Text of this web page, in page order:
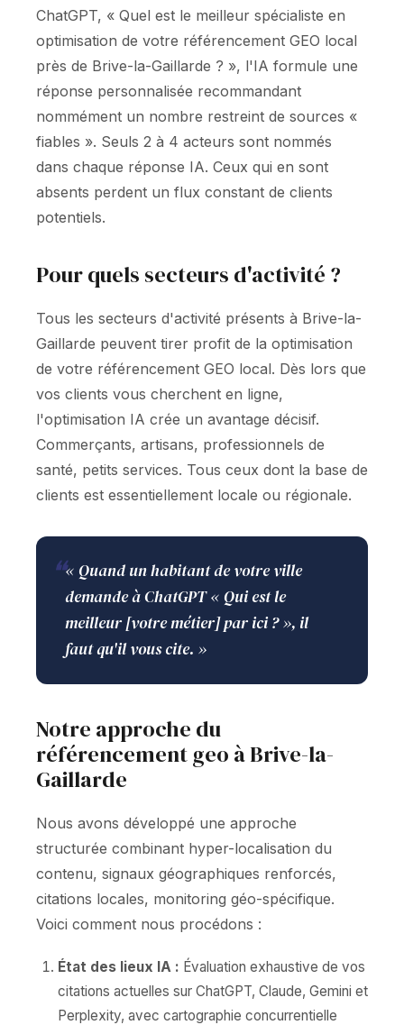
ChatGPT, « Quel est le meilleur spécialiste en
optimisation de votre référencement GEO local
près de Brive-la-Gaillarde ? », l'IA formule une
réponse personnalisée recommandant
nommément un nombre restreint de sources «
fiables ». Seuls 2 à 4 acteurs sont nommés
dans chaque réponse IA. Ceux qui en sont
absents perdent un flux constant de clients
potentiels.
Pour quels secteurs d'activité ?
Tous les secteurs d'activité présents à Brive-la-
Gaillarde peuvent tirer profit de la optimisation
de votre référencement GEO local. Dès lors que
vos clients vous cherchent en ligne,
l'optimisation IA crée un avantage décisif.
Commerçants, artisans, professionnels de
santé, petits services. Tous ceux dont la base de
clients est essentiellement locale ou régionale.
❝« Quand un habitant de votre ville
demande à ChatGPT « Qui est le
meilleur [votre métier] par ici ? », il
faut qu'il vous cite. »
Notre approche du
référencement geo à Brive-la-
Gaillarde
Nous avons développé une approche
structurée combinant hyper-localisation du
contenu, signaux géographiques renforcés,
citations locales, monitoring géo-spécifique.
Voici comment nous procédons :
État des lieux IA : Évaluation exhaustive de vos
citations actuelles sur ChatGPT, Claude, Gemini et
Perplexity, avec cartographie concurrentielle